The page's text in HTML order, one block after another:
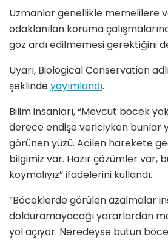
Uzmanlar genellikle memelilere
odaklanılan koruma
göz ardı edilmemesi gerektiğini
Uyarı, Biological Conservation
şeklindeyayımlandı.
Bilim insanları, “Mevcut böcek
derece endişe vericiyken bunlar
görünen yüzü. Acilen harekete
bilgimiz var. Hazır çözümler var,
koymalıyız” ifadelerini kullandı.
“Böceklerde görülen azalmalar
dolduramayacağı yararlardan
yol açıyor. Neredeyse bütün